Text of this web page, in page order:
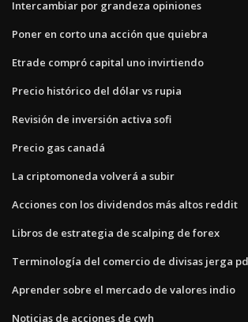
Intercambiar por grandeza opiniones
Poner en corto una acción que quiebra
Etrade compró capital uno invirtiendo
Precio histórico del dólar vs rupia
Revisión de inversión activa sofi
Precio gas canadá
La criptomoneda volverá a subir
Acciones con los dividendos más altos reddit
Libros de estrategia de scalping de forex
Terminología del comercio de divisas jerga
Aprender sobre el mercado de valores indio
Noticias de acciones de cwh